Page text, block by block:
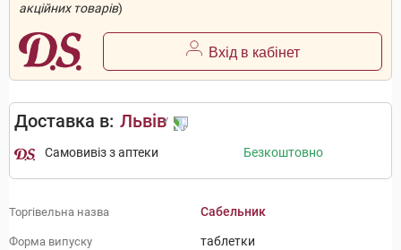
акційних товарів)
Вхід в кабінет
Доставка в: Львів
Самовивіз з аптеки Безкоштовно
Торгівельна назва Сабельник
Форма випуску таблетки